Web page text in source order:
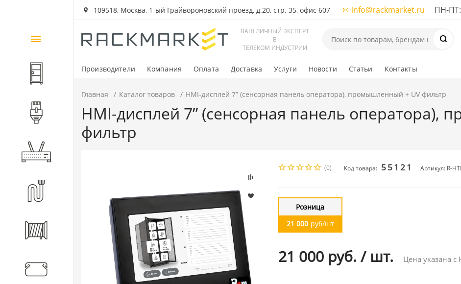
109518, Москва, 1-ый Грайвороновский проезд, д.20, стр. 35, офис 607 info@rackmarket.ru ПН-ПТ:
ВАШ ЛИЧНЫЙ ЭКСПЕРТ
В
ТЕЛЕКОМ ИНДУСТРИИ
Производители Компания Оплата Доставка Услуги Новости Статьи Контакты
Каталог
товаров
Шкафы и стойки
Компоненты СКС
Кабеленесущие системы
Главная Каталог товаров HMI-дисплей 7” (сенсорная панель оператора), промышленный + UV фильтр
HMI-дисплей 7” (сенсорная панель оператора),
фильтр
(0) Код товара: 55121 Артикул: R-
Розница
21 000 руб/шт
21 000 руб. / шт. Цена указана с